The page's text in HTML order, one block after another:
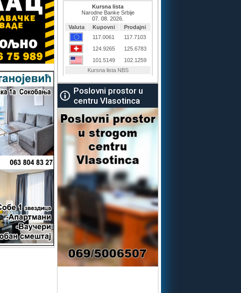
Poslovni prostor u
centru Vlasotinca